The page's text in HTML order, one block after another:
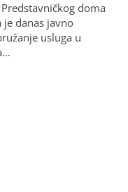
doma
je danas javno
usluga u